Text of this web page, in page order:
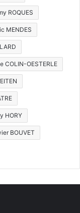
ROQUES
MENDES
COLIN-OESTERLE
HORY
BOUVET